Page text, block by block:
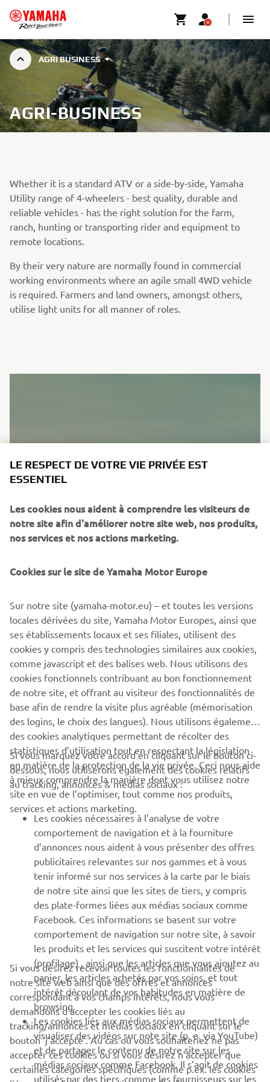
AGRI BUSINESS
AGRI-BUSINESS
Whether it is a standard ATV or a side-by-side, Yamaha
Utility range of 4-wheelers - best quality, durable and
reliable vehicles - has the right solution for the farm,
ranch, hunting or transporting rider and equipment to
remote locations.
By their very nature are normally found in commercial
working environments where an agile small 4WD vehicle
is required. Farmers and land owners, amongst others,
utilise light units for all manner of roles.
UTILITY ATV & SIDE BY SIDE
EN SAVOIR PLUS
CORPORATE
BUSINESS
PLUS YAMAHA
SUPPORT
NEWSLETTER
Découvrez en exclusivité les dernières offres, les événements
spéciaux, les nouveautés et bien plus encore
S'ABONNER
Lisez notre politique de confidentialité pour savoir comment
nous traitons vos données personnelles :Politique de
Confidentialité
LE RESPECT DE VOTRE VIE PRIVÉE EST
ESSENTIEL
Les cookies nous aident à comprendre les visiteurs de
notre site afin d'améliorer notre site web, nos produits,
nos services et nos actions marketing.
Cookies sur le site de Yamaha Motor Europe
Sur notre site (yamaha-motor.eu) – et toutes les versions
locales dérivées du site, Yamaha Motor Europes, ainsi que
ses établissements locaux et ses filiales, utilisent des
cookies y compris des technologies similaires aux cookies,
comme javascript et des balises web. Nous utilisons des
cookies fonctionnels contribuant au bon fonctionnement
de notre site, et offrant au visiteur des fonctionnalités de
base afin de rendre la visite plus agréable (mémorisation
des logins, le choix des langues). Nous utilisons également
des cookies analytiques permettant de récolter des
statistiques d’utilisation tout en respectant la législation
en matière de la protection de la vie privée. Ceci nous aide
à mieux comprendre la manière dont vous utilisez notre
site en vue de l’optimiser, tout comme nos produits,
services et actions marketing.
Si vous marquez votre accord en cliquant sur le bouton ci-
dessous, nous utiliserons également des cookies relatifs
au tracking, annonces & médias sociaux :
Les cookies nécessaires à l’analyse de votre
comportement de navigation et à la fourniture
d’annonces nous aident à vous présenter des offres
publicitaires relevantes sur nos gammes et à vous
tenir informé sur nos services à la carte par le biais
de notre site ainsi que les sites de tiers, y compris
des plate-formes liées aux médias sociaux comme
Facebook. Ces informations se basent sur votre
comportement de navigation sur notre site, à savoir
les produits et les services qui suscitent votre intérêt
(profilage) , ainsi que les articles que vous ajoutez au
panier, les articles achetés par vos soins, et tout
intérêt découlant de vos habitudes en matière de
browsing.
Les cookies liés aux médias sociaux permettent de
visualiser des vidéos sur note site (p. e. via YouTube)
et de partager le contenu de notre site sur les
médias sociaux comme Facebook. Il s’agit de cookies
utilisés par des tiers, comme les fournisseurs sur les
Si vous désirez recevoir toutes les fonctionnalités de
notre site web ainsi que des offres et annonces
correspondant à vos champs intérêts, nous vous
demandons d’accepter les cookies liés au
tracking/annonces et médias sociaux en cliquant sur le
bouton ‘j’accepte’. Au cas où vous souhaiteriez ne pas
accepter ces cookies ou si vous désirez n’accepter que
certaines catégories spécifiques (comme p.ex. les cookies